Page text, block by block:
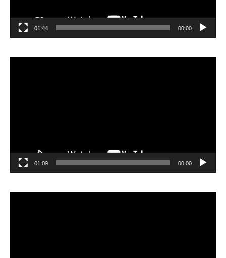
00:00
01:44
00:00
01:09